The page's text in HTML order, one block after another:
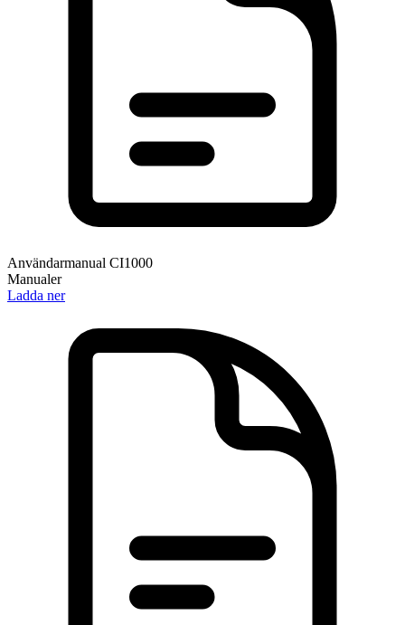
Användarmanual CI1000
Manualer
Ladda ner